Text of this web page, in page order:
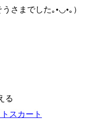
さまでした｡•◡•｡）
る
スカート